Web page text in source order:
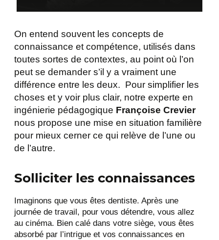
On entend souvent les concepts de
connaissance et compétence, utilisés dans
toutes sortes de contextes, au point où l’on
peut se demander s’il y a vraiment une
différence entre les deux. Pour simplifier les
choses et y voir plus clair, notre experte en
ingénierie pédagogique Françoise Crevier
nous propose une mise en situation familière
pour mieux cerner ce qui relève de l’une ou
de l’autre.
Solliciter les connaissances
Imaginons que vous êtes dentiste. Après une
journée de travail, pour vous détendre, vous allez
au cinéma. Bien calé dans votre siège, vous êtes
absorbé par l’intrigue et vos connaissances en